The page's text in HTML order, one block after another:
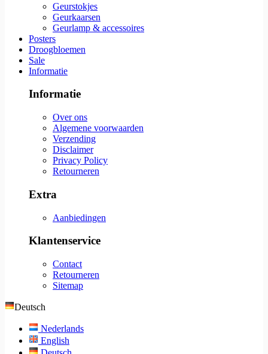
Geurstokjes
Geurkaarsen
Geurlamp & accessoires
Posters
Droogbloemen
Sale
Informatie
Informatie
Over ons
Algemene voorwaarden
Verzending
Disclaimer
Privacy Policy
Retourneren
Extra
Aanbiedingen
Klantenservice
Contact
Retourneren
Sitemap
Deutsch
Nederlands
English